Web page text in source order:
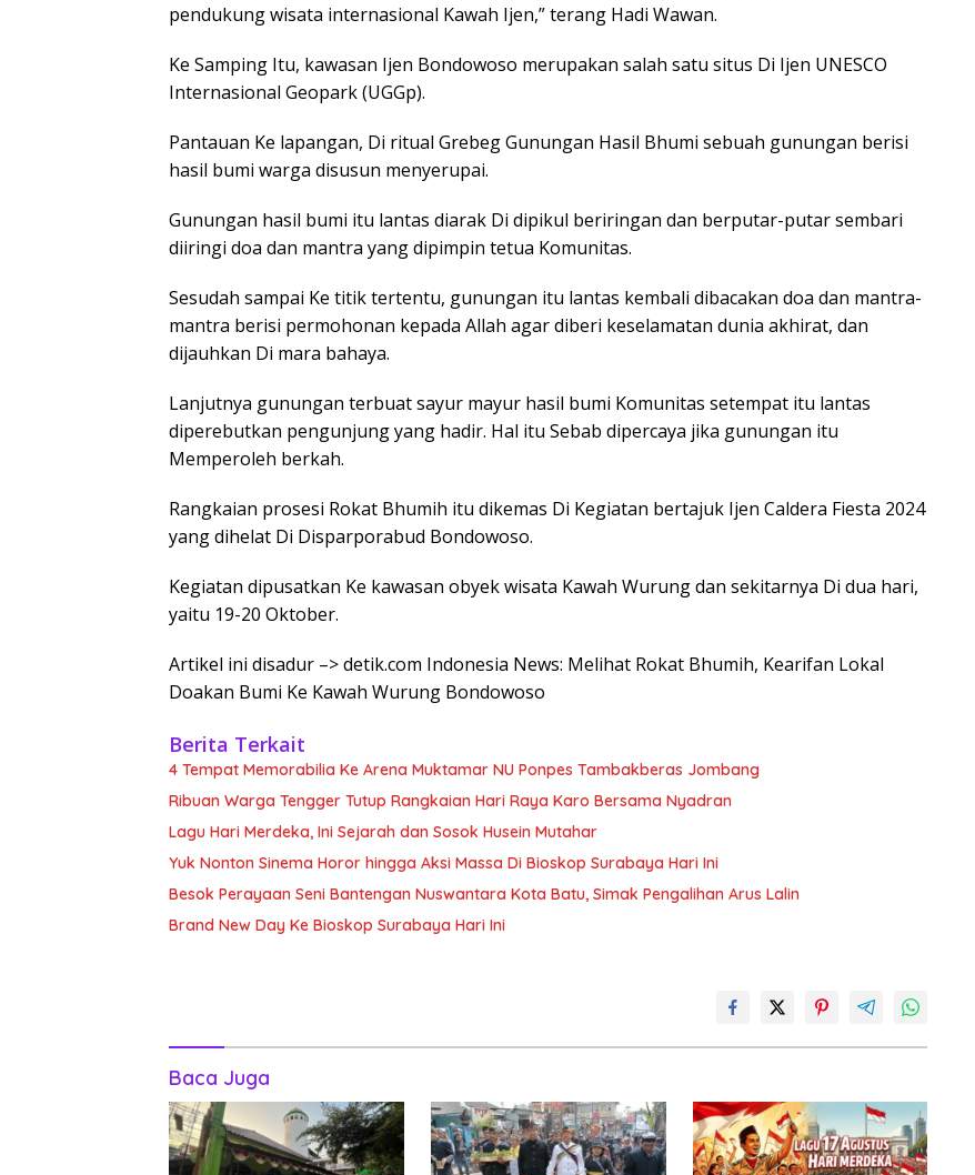
pendukung wisata internasional Kawah Ijen,” terang Hadi Wawan.
Ke Samping Itu, kawasan Ijen Bondowoso merupakan salah satu situs Di Ijen UNESCO
Internasional Geopark (UGGp).
Pantauan Ke lapangan, Di ritual Grebeg Gunungan Hasil Bhumi sebuah gunungan berisi
hasil bumi warga disusun menyerupai.
Gunungan hasil bumi itu lantas diarak Di dipikul beriringan dan berputar-putar sembari
diiringi doa dan mantra yang dipimpin tetua Komunitas.
Sesudah sampai Ke titik tertentu, gunungan itu lantas kembali dibacakan doa dan mantra-
mantra berisi permohonan kepada Allah agar diberi keselamatan dunia akhirat, dan
dijauhkan Di mara bahaya.
Lanjutnya gunungan terbuat sayur mayur hasil bumi Komunitas setempat itu lantas
diperebutkan pengunjung yang hadir. Hal itu Sebab dipercaya jika gunungan itu
Memperoleh berkah.
Rangkaian prosesi Rokat Bhumih itu dikemas Di Kegiatan bertajuk Ijen Caldera Fiesta 2024
yang dihelat Di Disparporabud Bondowoso.
Kegiatan dipusatkan Ke kawasan obyek wisata Kawah Wurung dan sekitarnya Di dua hari,
yaitu 19-20 Oktober.
Artikel ini disadur –> detik.com Indonesia News: Melihat Rokat Bhumih, Kearifan Lokal
Doakan Bumi Ke Kawah Wurung Bondowoso
Berita Terkait
4 Tempat Memorabilia Ke Arena Muktamar NU Ponpes Tambakberas Jombang
Ribuan Warga Tengger Tutup Rangkaian Hari Raya Karo Bersama Nyadran
Lagu Hari Merdeka, Ini Sejarah dan Sosok Husein Mutahar
Yuk Nonton Sinema Horor hingga Aksi Massa Di Bioskop Surabaya Hari Ini
Besok Perayaan Seni Bantengan Nuswantara Kota Batu, Simak Pengalihan Arus Lalin
Brand New Day Ke Bioskop Surabaya Hari Ini
Baca Juga